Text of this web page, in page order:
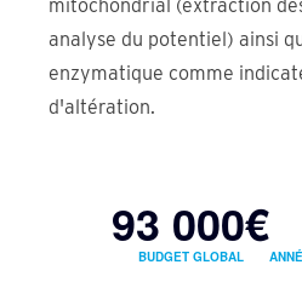
mitochondrial (extraction
analyse du potentiel) ainsi
enzymatique comme
d'altération.
93 000€
BUDGET GLOBAL